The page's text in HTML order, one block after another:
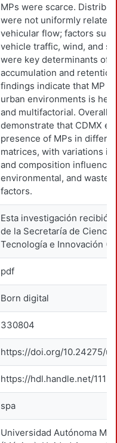
MPs were scarce.
were not uniformly related
vehicular flow; factors
vehicle traffic, wind, and
were key determinants of
accumulation and
findings indicate that MP
urban environments is
and multifactorial. Overall,
demonstrate that CDMX
presence of MPs in
matrices, with variations in
and composition
environmental, and waste
factors.
Esta investigación recibió
de la Secretaría de
Tecnología e Innovación
pdf
Born digital
330804
https://doi.org/10.24275/
https://hdl.handle.net/
spa
Universidad Autónoma